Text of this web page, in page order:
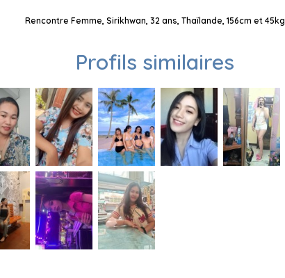
Rencontre Femme, Sirikhwan, 32 ans, Thaïlande, 156cm et 45kg
Profils similaires